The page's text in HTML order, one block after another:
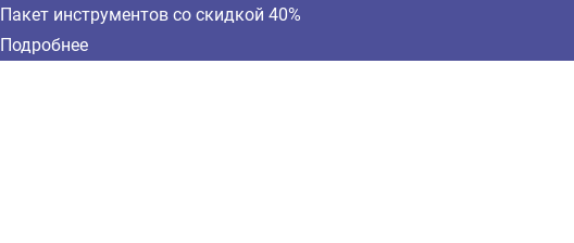
Пакет инструментов со скидкой 40%
Подробнее